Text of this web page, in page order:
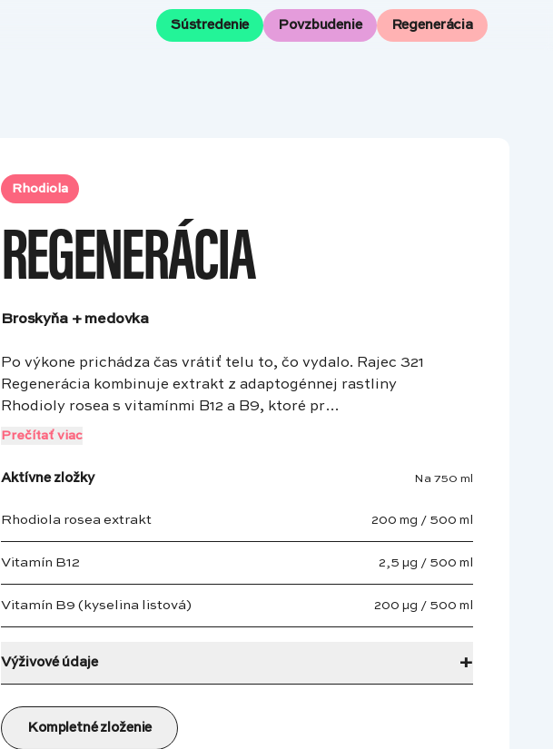
Sústredenie Povzbudenie Regenerácia
Rhodiola
REGENERÁCIA
Broskyňa + medovka
Po výkone prichádza čas vrátiť telu to, čo vydalo. Rajec 321
Regenerácia kombinuje extrakt z adaptogénnej rastliny
Rhodioly rosea s vitamínmi B12 a B9, ktoré pr…
Prečítať viac
Aktívne zložky Na 750 ml
Rhodiola rosea extrakt 200 mg / 500 ml
Vitamín B12 2,5 µg / 500 ml
Vitamín B9 (kyselina listová) 200 µg / 500 ml
Výživové údaje +
Kompletné zloženie